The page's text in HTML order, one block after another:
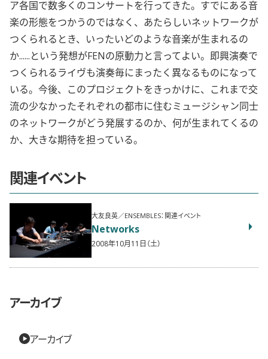
ア各国で数多くのコンサートを行ってきた。すでにある音
楽の形態をつかうのではなく、あたらしいネットワークが
つくられるとき、いったいどのような音楽が生まれるの
か......という発想がFENの原動力と言ってよい。即興演奏で
つくられるライヴも演奏毎にまったく異なるものになって
いる。今後、このプロジェクトをきっかけに、これまで交
流の少なかったそれぞれの都市に住むミュージシャン同士
のネットワークがどう発展するのか、何が生まれてくるの
か、大きな期待を担っている。
関連イベント
大友良英／ENSEMBLES：関連イベント
Networks
2008年10月11日（土）
アーカイブ
アーカイブ